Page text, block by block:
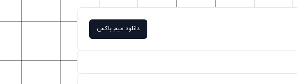
دانلود میم باکس